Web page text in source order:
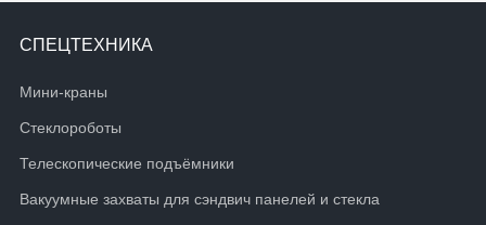
СПЕЦТЕХНИКА
Мини-краны
Стеклороботы
Телескопические подъёмники
Вакуумные захваты для сэндвич панелей и стекла